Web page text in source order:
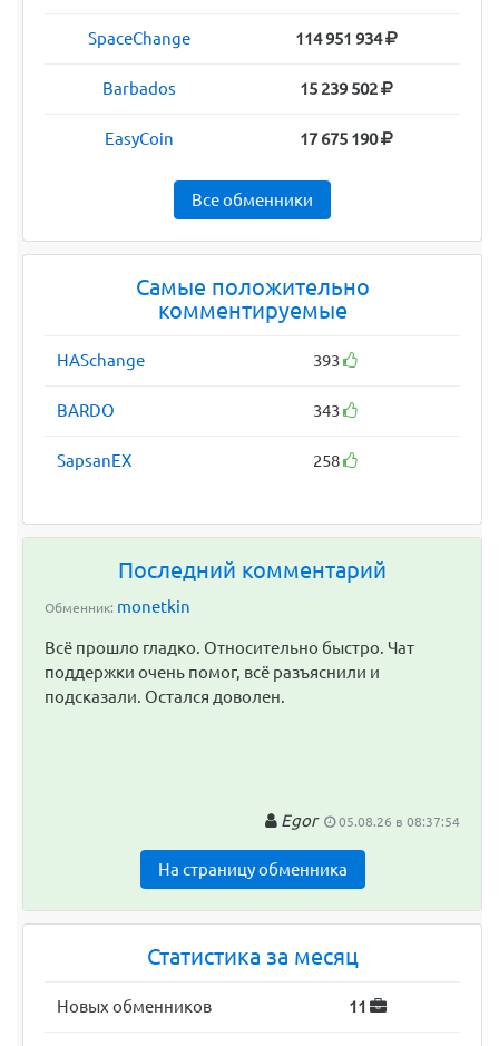
SpaceChange 114 951 934
Barbados 15 239 502
EasyCoin 17 675 190
Все обменники
Самые положительно
комментируемые
HASchange 393
BARDO 343
SapsanEX 258
Последний комментарий
Обменник: monetkin
Всё прошло гладко. Относительно быстро. Чат
поддержки очень помог, всё разъяснили и
подсказали. Остался доволен.
Egor 05.08.26 в 08:37:54
На страницу обменника
Статистика за месяц
Новых обменников 11